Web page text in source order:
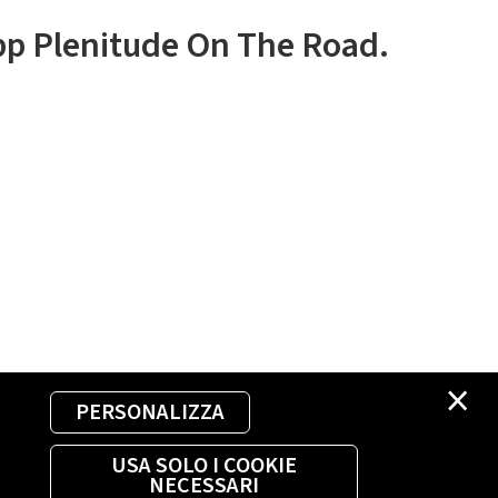
×
PERSONALIZZA
USA SOLO I COOKIE
NECESSARI
Plenitude On The Road.